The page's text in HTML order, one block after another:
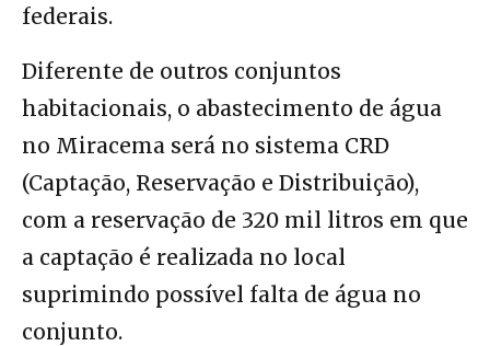
federais.
Diferente de outros conjuntos
habitacionais, o abastecimento de água
no Miracema será no sistema CRD
(Captação, Reservação e Distribuição),
com a reservação de 320 mil litros em que
a captação é realizada no local
suprimindo possível falta de água no
conjunto.